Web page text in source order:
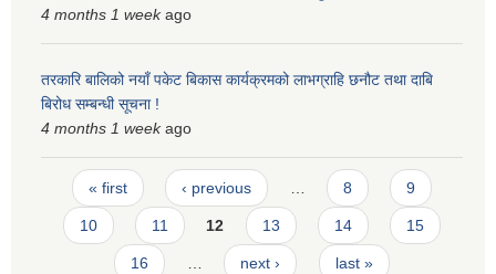
4 months 1 weekago
तरकारि बालिको नयाँ पकेट बिकास कार्यक्रमको लाभग्राहि छनौट तथा दाबि
बिरोध सम्बन्धी सूचना !
4 months 1 weekago
Pages
« first ‹ previous … 8 9
10 11 12 13 14 15
16 … next › last »